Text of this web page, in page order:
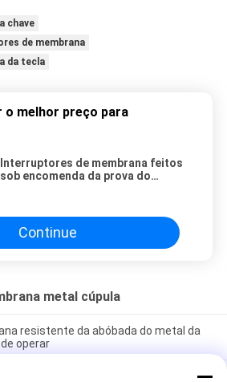
chave
de membrana
da tecla
o melhor preço para
Interruptores de membrana feitos
sob encomenda da prova do
membrana
Continue
metal cúpula
resistente da abóbada do metal da
operar
painel da membrana da abrasão de